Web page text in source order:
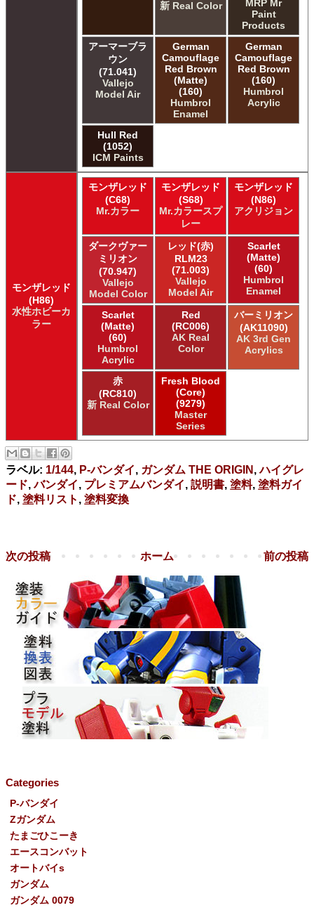
新 Real Color
MRP Mr
Paint
Products
アーマーブラ
ウン
(71.041)
Vallejo
Model Air
German
Camouflage
Red Brown
(Matte)
(160)
Humbrol
Enamel
German
Camouflage
Red Brown
(160)
Humbrol
Acrylic
Hull Red
(1052)
ICM Paints
モンザレッド
(H86)
水性ホビーカ
ラー
モンザレッド
(C68)
Mr.カラー
モンザレッド
(S68)
Mr.カラースプ
レー
モンザレッド
(N86)
アクリジョン
ダークヴァー
ミリオン
(70.947)
Vallejo
Model Color
レッド(赤)
RLM23
(71.003)
Vallejo
Model Air
Scarlet
(Matte)
(60)
Humbrol
Enamel
Scarlet
(Matte)
(60)
Humbrol
Acrylic
Red
(RC006)
AK Real
Color
バーミリオン
(AK11090)
AK 3rd Gen
Acrylics
赤
(RC810)
新 Real Color
Fresh Blood
(Core)
(9279)
Master
Series
ラベル: 1/144, P-バンダイ, ガンダム THE ORIGIN ,ハイグレ
ード,バンダイ, プレミアムバンダイ, 説明書, 塗料, 塗料ガイ
ド, 塗料リスト , 塗料変換
次の投稿 前の投稿
ホーム
Categories
P-バンダイ
Ζガンダム
たまごひこーき
エースコンバット
オートバイs
ガンダム
ガンダム 0079